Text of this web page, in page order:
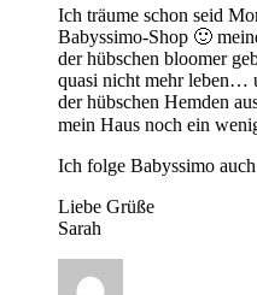
Ich träume schon seid
Babyssimo-Shop 🙂
der hübschen bloomer
quasi nicht mehr leben…
der hübschen Hemden
mein Haus noch ein
Ich folge Babyssimo
Liebe Grüße
Sarah